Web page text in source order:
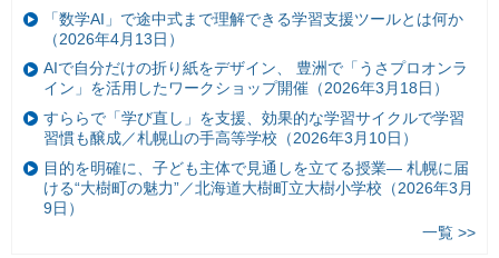
「数学AI」で途中式まで理解できる学習支援ツールとは何か
（2026年4月13日）
AIで自分だけの折り紙をデザイン、 豊洲で「うさプロオンラ
イン」を活用したワークショップ開催（2026年3月18日）
すららで「学び直し」を支援、効果的な学習サイクルで学習
習慣も醸成／札幌山の手高等学校（2026年3月10日）
目的を明確に、子ども主体で見通しを立てる授業— 札幌に届
ける“大樹町の魅力”／北海道大樹町立大樹小学校（2026年3月
9日）
一覧 >>